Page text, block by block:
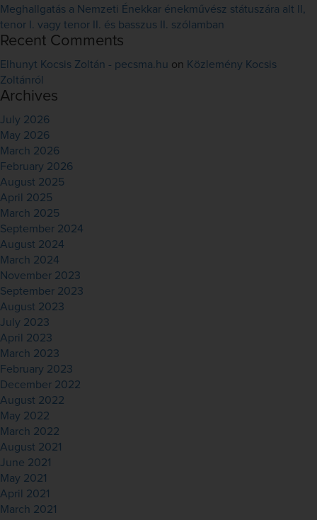
Meghallgatás a Nemzeti Énekkar énekművész státuszára alt II,
tenor I. vagy tenor II. és basszus II. szólamban
Recent Comments
Elhunyt Kocsis Zoltán - pecsma.hu on Közlemény Kocsis
Zoltánról
Archives
July 2026
May 2026
March 2026
February 2026
August 2025
April 2025
March 2025
September 2024
August 2024
March 2024
November 2023
September 2023
August 2023
July 2023
April 2023
March 2023
February 2023
December 2022
August 2022
May 2022
March 2022
August 2021
June 2021
May 2021
April 2021
March 2021